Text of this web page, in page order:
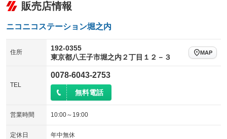
販売店情報
ニコニコステーション堀之内
住所
192-0355
東京都八王子市堀之内２丁目１２－３
MAP
TEL
0078-6043-2753
無料電話
営業時間 10:00～19:00
定休日 年中無休